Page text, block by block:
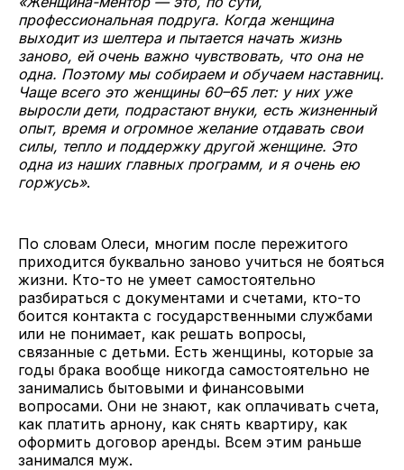
профессиональная подруга. Когда женщина
выходит из шелтера и пытается начать жизнь
заново, ей очень важно чувствовать, что она не
одна. Поэтому мы собираем и обучаем наставниц.
Чаще всего это женщины 60–65 лет: у них уже
выросли дети, подрастают внуки, есть жизненный
опыт, время и огромное желание отдавать свои
силы, тепло и поддержку другой женщине. Это
одна из наших главных программ, и я очень ею
горжусь».
По словам Олеси, многим после пережитого
приходится буквально заново учиться не бояться
жизни. Кто-то не умеет самостоятельно
разбираться с документами и счетами, кто-то
боится контакта с государственными службами
или не понимает, как решать вопросы,
связанные с детьми. Есть женщины, которые за
годы брака вообще никогда самостоятельно не
занимались бытовыми и финансовыми
вопросами. Они не знают, как оплачивать счета,
как платить арнону, как снять квартиру, как
оформить договор аренды. Всем этим раньше
занимался муж.